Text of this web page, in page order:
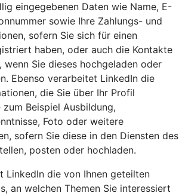
eingegebenen Daten wie Name, E-
sowie Ihre Zahlungs- und
sofern Sie sich für einen
haben, oder auch die Kontakte
wenn Sie dieses hochgeladen oder
Ebenso verarbeitet LinkedIn die
die Sie über Ihr Profil
Beispiel Ausbildung,
Foto oder weitere
sofern Sie diese in den Diensten des
posten oder hochladen.
LinkedIn die von Ihnen geteilten
an welchen Themen Sie interessiert